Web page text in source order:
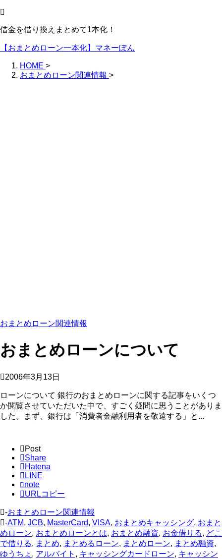
借金を借り換えまとめて1本化！
【おまとめローン一本化】マネーぽん
HOME >
おまとめローン関連情報 >
おまとめローン関連情報
おまとめローンについて
2006年3月13日
ローンについて 銀行のおまとめローンに関する記事をいくつ
か閲覧させていただいた中で、すごく疑問に思うことがありま
した。まず、銀行は「消費者金融利用者を敬遠する」と...
Post
Share
Hatena
LINE
note
URLコピー
-おまとめローン関連情報
-ATM, JCB, MasterCard, VISA, おまとめキャッシング, おまと
めローン, おまとめローンとは, おまとめ融資, お金借りる, どこ
で借りる, まとめ, まとめるローン, まとめローン, まとめ融資,
ゆうちょ , アルバイト , キャッシングカードローン, キャッシン